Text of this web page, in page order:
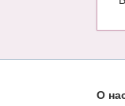
О